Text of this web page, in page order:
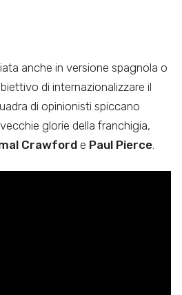
anche in versione spagnola o
di internazionalizzare il
di opinionisti spiccano
glorie della franchigia,
Crawford e Paul Pierce.